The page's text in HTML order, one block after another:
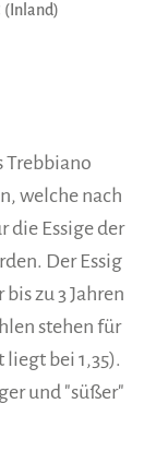
(Inland)
Trebbiano
welche nach
die Essige der
Der Essig
zu 3 Jahren
stehen für
bei 1,35).
und "süßer"